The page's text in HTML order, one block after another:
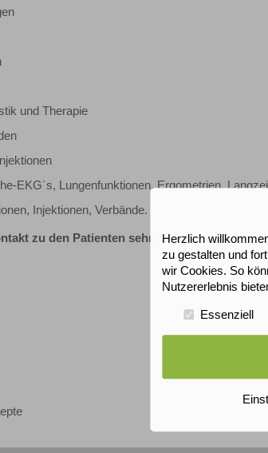
und Therapie
EKG´s, Lungenfunktionen, Ergometrien,
Injektionen, Verbände.
zu den Patienten sehr wichtig, auch in
Herzlich
zu gestalten und
wir Cookies. So
Nutzererlebnis
Essenziell